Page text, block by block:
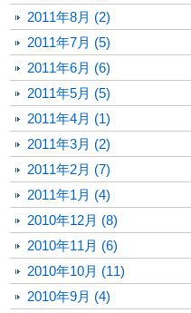
2011年8月 (2)
2011年7月 (5)
2011年6月 (6)
2011年5月 (5)
2011年4月 (1)
2011年3月 (2)
2011年2月 (7)
2011年1月 (4)
2010年12月 (8)
2010年11月 (6)
2010年10月 (11)
2010年9月 (4)